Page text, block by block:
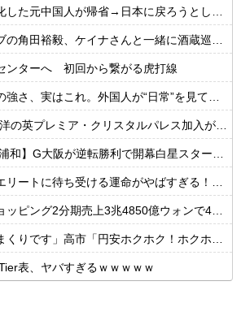
た元中国人が帰省→日本に戻ろうとしたら…
裕毅、ケイナさんと一緒に酒蔵巡りをしている模様
ンターへ 初回から繋がる虎打線
実はこれ。外国人が“日常”を見て衝撃を受けた理由
ア・クリスタルパレス加入が正式決定 鎌田大地とチームメイトに
利で開幕白星スタート！数的優位の中で逆転を許す苦しい展開も終盤に再逆転に成功
ける運命がやばすぎる！と話題に、経歴自体はとんでもないものだが……
売上3兆4850億ウォンで4%増…営業利益121%急増で好調を維持」
です」高市「円安ホクホク！ホクホクゥ！」←
表、ヤバすぎるｗｗｗｗｗ